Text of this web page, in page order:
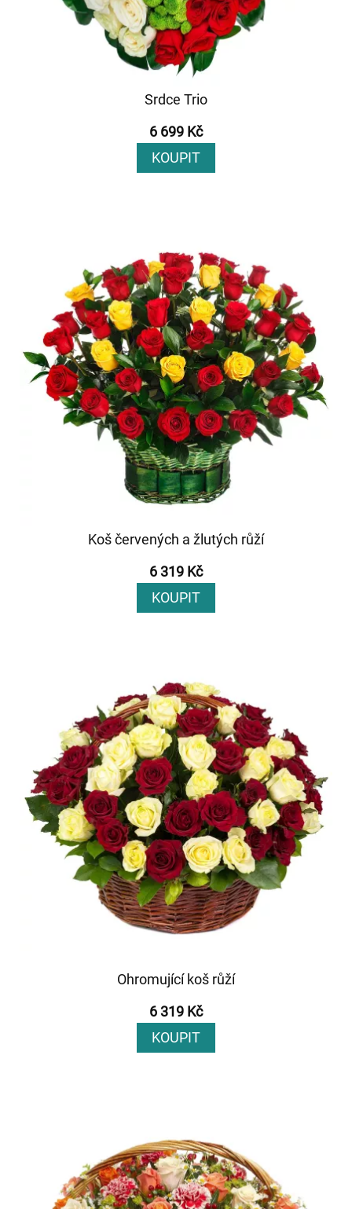
Srdce Trio
6 699 Kč
KOUPIT
Koš červených a žlutých růží
6 319 Kč
KOUPIT
Ohromující koš růží
6 319 Kč
KOUPIT